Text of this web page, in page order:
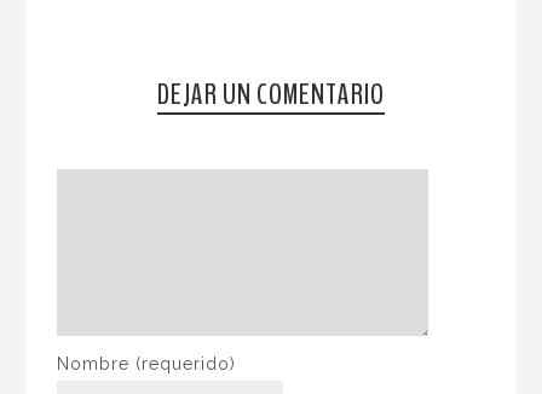
DEJAR UN COMENTARIO
Nombre (requerido)